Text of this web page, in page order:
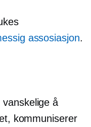
assosiasjon.
å
kommuniserer